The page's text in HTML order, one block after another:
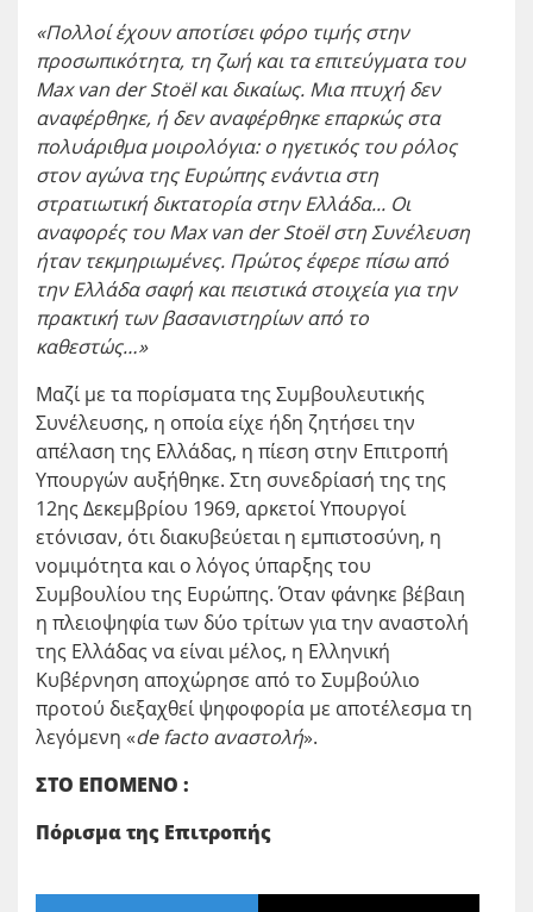
«Πολλοί έχουν αποτίσει φόρο τιμής στην
προσωπικότητα, τη ζωή και τα επιτεύγματα του
Max van der Stoël και δικαίως. Μια πτυχή δεν
αναφέρθηκε, ή δεν αναφέρθηκε επαρκώς στα
πολυάριθμα μοιρολόγια:ο ηγετικός του ρόλος
στον αγώνα της Ευρώπης ενάντια στη
στρατιωτική δικτατορία στην Ελλάδα... Οι
αναφορές του Max van der Stoël στη Συνέλευση
ήταν τεκμηριωμένες. Πρώτος έφερε πίσω από
την Ελλάδα σαφή και πειστικά στοιχεία για την
πρακτική των βασανιστηρίων από το
καθεστώς…»
Μαζί με τα πορίσματα της Συμβουλευτικής
Συνέλευσης, η οποία είχε ήδη ζητήσει την
απέλαση της Ελλάδας, η πίεση στην Επιτροπή
Υπουργών αυξήθηκε. Στη συνεδρίασή της της
12ης Δεκεμβρίου 1969, αρκετοί Υπουργοί
ετόνισαν, ότι διακυβεύεται η εμπιστοσύνη, η
νομιμότητα και ο λόγος ύπαρξης του
Συμβουλίου της Ευρώπης. Όταν φάνηκε βέβαιη
η πλειοψηφία των δύο τρίτων για την αναστολή
της Ελλάδας να είναι μέλος, η Ελληνική
Κυβέρνηση αποχώρησε από το Συμβούλιο
προτού διεξαχθεί ψηφοφορία με αποτέλεσμα τη
λεγόμενη «de facto αναστολή».
ΣΤΟ ΕΠΟΜΕΝΟ :
Πόρισμα της Επιτροπής